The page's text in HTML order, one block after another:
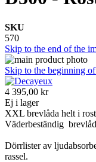
SKU
570
Skip to the end of the
Skip to the beginning
4 395,00 kr
Ej i lager
XXL brevlåda helt i
Väderbeständig
Dörrlister av
rassel.